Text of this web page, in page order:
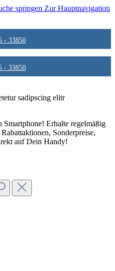
springen Zur Hauptnavigation
- 33850
- 33850
sadipscing elitr
Erhalte regelmäßig
Sonderpreise,
auf Dein Handy!